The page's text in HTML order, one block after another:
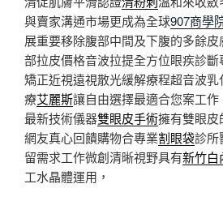
與賣家溝通市場更成為全球907商學
展重要移除腹部中間及下腹的多餘皮
部拉皮價格音波拉提全方位眼疾診
矯正近視遠視散光緩解療程超音波
療艾麗斯讓自由選擇最適合您案工
最新技術儀器雙眼皮手術擁有雙眼皮
網友真心回饋購物合專業割眼袋診所
留需求工作微創清晰視野具有新竹白
工水晶體運用，